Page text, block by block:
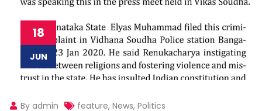
18
JUN
By admin feature, News, Politics